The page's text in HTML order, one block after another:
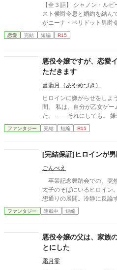
【全３話】 シャノン・ル
スト侯爵令息と婚約を結ん
がニーナ・ペリドット男爵
る。 シャノンは断罪を回
消しようとするが――。 ※ エブリスタに習作として掲載したもの
恋愛 完結 短編 R15
悪役令嬢ですが、恋愛
ただきます
菖蒲月（あやめづき）
ヒロインに嫌がらせをしよ
間。 私は、自分が乙女ゲ
た。 ――それにしても。 嫌がらせをする度に攻略対象達との仲が
深まるなんて、こちら完全に“
な気持ちの悪い役回りは御免だ。 そうして悪役令嬢
う」でも投稿しています。
ファンタジー 完結 短編 R15
[完結保証]ヒロインが
ごんべえ
卒業記念舞踏会での、突
太子のそばにいるヒロイン
想通りの展開。冷静に反論する悪役令嬢
優しさが売りのはずのヒロ
のが走る。 ゲームの知識を活用し、定められた運命にあらが
章案をもとに、作者が取捨
す。 構成、設定は作者に
した作品ではありません。
ファンタジー 連載中 短編
悪役令嬢の父は、家族
とにした
霜月零